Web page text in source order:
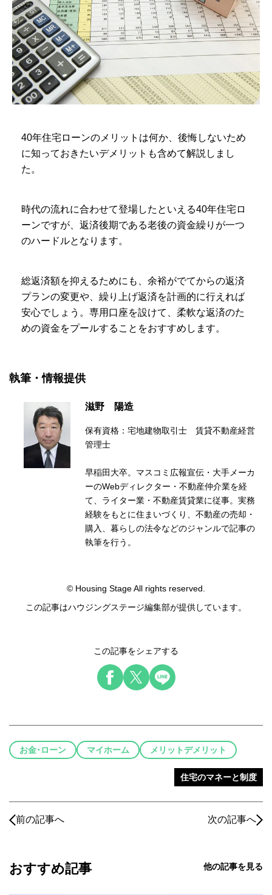
40年住宅ローンのメリットは何か、後悔しないため
に知っておきたいデメリットも含めて解説しまし
た。
時代の流れに合わせて登場したといえる40年住宅ロ
ーンですが、返済後期である老後の資金繰りが一つ
のハードルとなります。
総返済額を抑えるためにも、余裕がでてからの返済
プランの変更や、繰り上げ返済を計画的に行えれば
安心でしょう。専用口座を設けて、柔軟な返済のた
めの資金をプールすることをおすすめします。
執筆・情報提供
滋野 陽造
保有資格：宅地建物取引士 賃貸不動産経営
管理士
早稲田大卒。マスコミ広報宣伝・大手メーカ
ーのWebディレクター・不動産仲介業を経
て、ライター業・不動産賃貸業に従事。実務
経験をもとに住まいづくり、不動産の売却・
購入、暮らしの法令などのジャンルで記事の
執筆を行う。
© Housing Stage All rights reserved.
この記事はハウジングステージ編集部が提供しています。
この記事をシェアする
お金･ローン マイホーム メリットデメリット
住宅のマネーと制度
前の記事へ 次の記事へ
おすすめ記事 他の記事を見る